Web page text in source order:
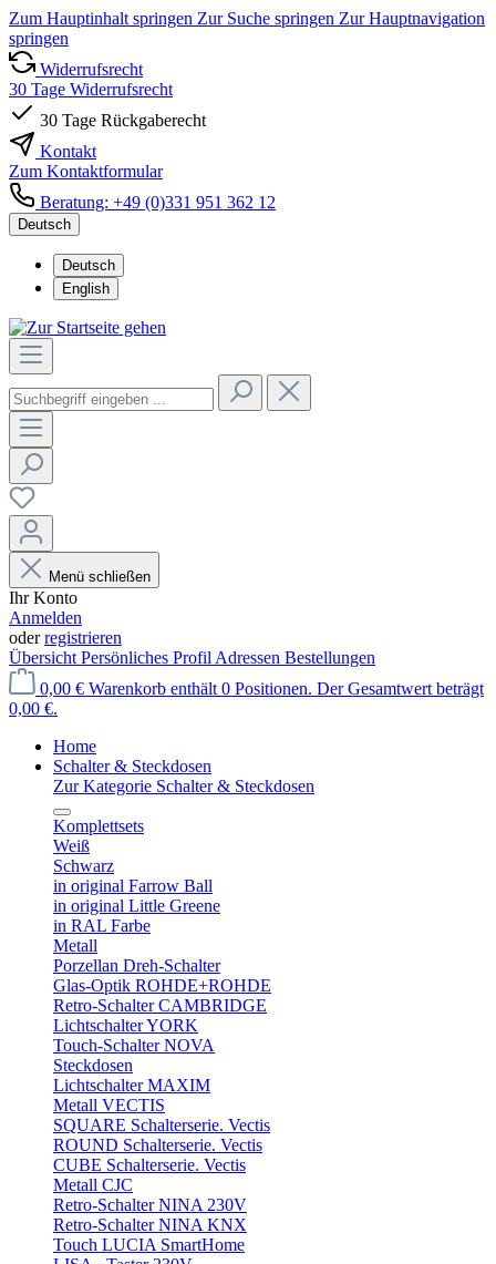
Zum Hauptinhalt springen Zur Suche springen Zur Hauptnavigation
springen
Widerrufsrecht
30 Tage Widerrufsrecht
30 Tage Rückgaberecht
Kontakt
Zum Kontaktformular
Beratung: +49 (0)331 951 362 12
Deutsch
Deutsch
English
Menü schließen
Ihr Konto
Anmelden
oderregistrieren
Übersicht Persönliches Profil Adressen Bestellungen
0,00 € Warenkorb enthält 0 Positionen. Der Gesamtwert beträgt
0,00 €.
Home
Schalter & Steckdosen
Zur Kategorie Schalter & Steckdosen
Komplettsets
Weiß
Schwarz
in original Farrow Ball
in original Little Greene
in RAL Farbe
Metall
Porzellan Dreh-Schalter
Glas-Optik ROHDE+ROHDE
Retro-Schalter CAMBRIDGE
Lichtschalter YORK
Touch-Schalter NOVA
Steckdosen
Lichtschalter MAXIM
Metall VECTIS
SQUARE Schalterserie. Vectis
ROUND Schalterserie. Vectis
CUBE Schalterserie. Vectis
Metall CJC
Retro-Schalter NINA 230V
Retro-Schalter NINA KNX
Touch LUCIA SmartHome